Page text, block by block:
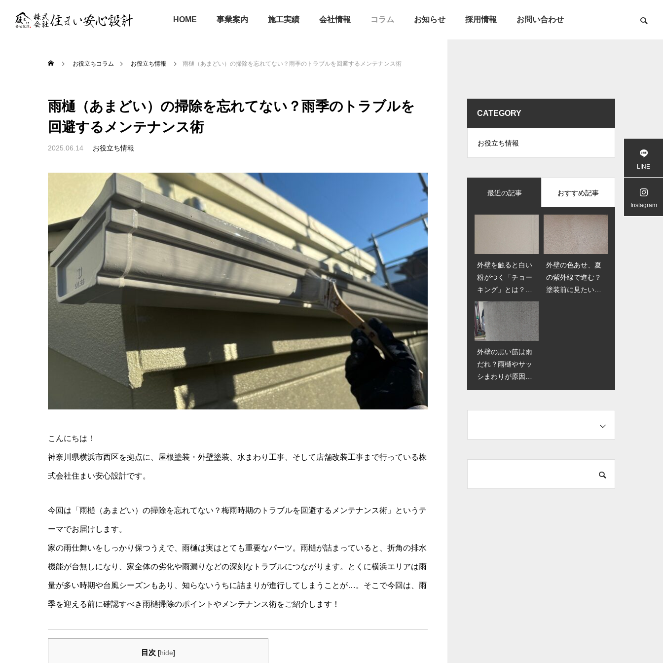
HOME 事業案内 施工実績 会社情報 コラム お知らせ 採用情報 お問い合わせ
お役立ちコラム お役立ち情報 雨樋（あまどい）の掃除を忘れてない？雨季のトラブルを回避するメンテナンス術
雨樋（あまどい）の掃除を忘れてない？雨季のトラブルを
回避するメンテナンス術
2025.06.14 お役立ち情報
こんにちは！
神奈川県横浜市西区を拠点に、屋根塗装・外壁塗装、水まわり工事、そして店舗改装工事まで行っている株
式会社住まい安心設計です。
今回は「雨樋（あまどい）の掃除を忘れてない？梅雨時期のトラブルを回避するメンテナンス術」というテ
ーマでお届けします。
家の雨仕舞いをしっかり保つうえで、雨樋は実はとても重要なパーツ。雨樋が詰まっていると、折角の排水
機能が台無しになり、家全体の劣化や雨漏りなどの深刻なトラブルにつながります。とくに横浜エリアは雨
量が多い時期や台風シーズンもあり、知らないうちに詰まりが進行してしまうことが…。そこで今回は、雨
季を迎える前に確認すべき雨樋掃除のポイントやメンテナンス術をご紹介します！
目次 [hide]
CATEGORY
お役立ち情報
最近の記事 おすすめ記事
外壁を触ると白い
粉がつく「チョー
キング」とは？夏
に確認したい劣化
サイン
外壁の色あせ、夏
の紫外線で進む？
塗装前に見たい劣
外壁の黒い筋は雨
だれ？雨樋やサッ
シまわりが原因に
なることも
北面の外壁だけコ
ケっぽい…冬のう
ちにやるべき対策
高圧洗浄はなぜ必
要？横浜の外壁塗
装における下地処
梅雨明けにカビ臭
い部屋…外壁や窓
まわりの雨漏りが
原因かもしれませ
LINE
Instagram